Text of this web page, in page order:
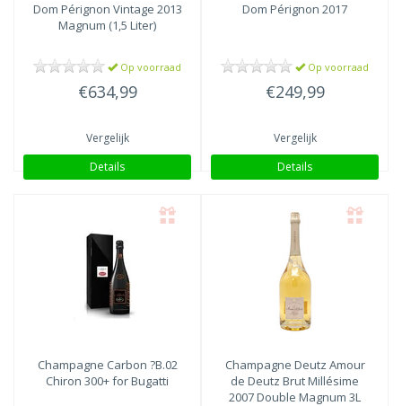
Dom Pérignon Vintage 2013
Magnum (1,5 Liter)
Op voorraad
€634,99
Vergelijk
Details
Dom Pérignon 2017
Op voorraad
€249,99
Vergelijk
Details
Champagne Carbon ?B.02
Chiron 300+ for Bugatti
Champagne Deutz Amour
de Deutz Brut Millésime
2007 Double Magnum 3L